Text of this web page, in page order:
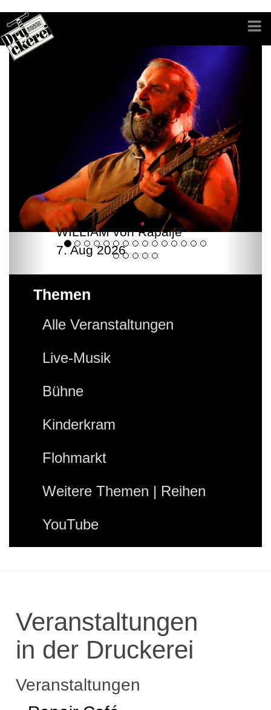
WILLIAM von Rapalje
7. Aug 2026
Themen
Alle Veranstaltungen
Live-Musik
Bühne
Kinderkram
Flohmarkt
Weitere Themen | Reihen
YouTube
Veranstaltungen
in der Druckerei
Veranstaltungen